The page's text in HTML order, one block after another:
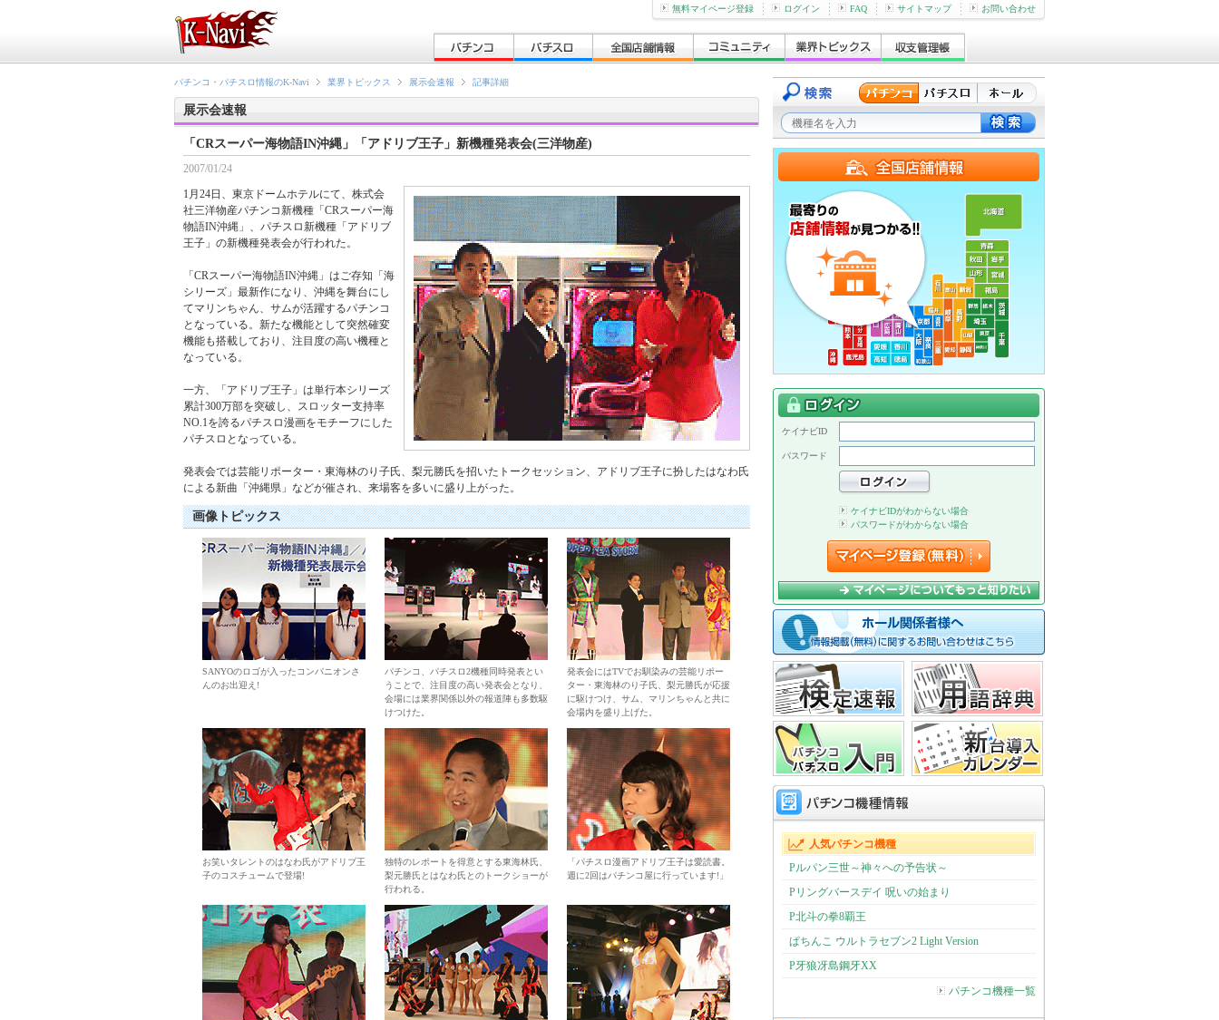
無料マイページ登録 ログイン FAQ サイトマップ お問い合わせ
パチンコ・パチスロ情報のK-Navi 業界トピックス 展示会速報 記事詳細
展示会速報
「CRスーパー海物語IN沖縄」「アドリブ王子」新機種発表会(三洋物産)
2007/01/24
1月24日、東京ドームホテルにて、株式会
社三洋物産パチンコ新機種「CRスーパー海
物語IN沖縄」、パチスロ新機種「アドリブ
王子」の新機種発表会が行われた。
「CRスーパー海物語IN沖縄」はご存知「海
シリーズ」最新作になり、沖縄を舞台にし
てマリンちゃん、サムが活躍するパチンコ
となっている。新たな機能として突然確変
機能も搭載しており、注目度の高い機種と
なっている。
一方、「アドリブ王子」は単行本シリーズ
累計300万部を突破し、スロッター支持率
NO.1を誇るパチスロ漫画をモチーフにした
パチスロとなっている。
発表会では芸能リポーター・東海林のり子氏、梨元勝氏を招いたトークセッション、アドリブ王子に扮したはなわ氏
による新曲「沖縄県」などが催され、来場客を多いに盛り上がった。
画像トピックス
SANYOのロゴが入ったコンパニオンさ
んのお出迎え!
パチンコ、パチスロ2機種同時発表とい
うことで、注目度の高い発表会となり、
会場には業界関係以外の報道陣も多数駆
けつけた。
発表会にはTVでお馴染みの芸能リポー
ター・東海林のり子氏、梨元勝氏が応援
に駆けつけ、サム、マリンちゃんと共に
会場内を盛り上げた。
お笑いタレントのはなわ氏がアドリブ王
子のコスチュームで登場!
独特のレポートを得意とする東海林氏、
梨元勝氏とはなわ氏とのトークショーが
行われる。
「パチスロ漫画アドリブ王子は愛読書。
週に2回はパチンコ屋に行っています!」
ケイナビID
パスワード
ケイナビIDがわからない場合
パスワードがわからない場合
人気パチンコ機種
Pルパン三世～神々への予告状～
Pリングバースデイ 呪いの始まり
P北斗の拳8覇王
ぱちんこ ウルトラセブン2 Light Version
P牙狼冴島鋼牙XX
パチンコ機種一覧